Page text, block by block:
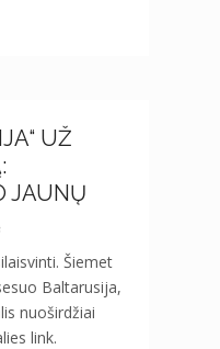
UŽ
JAUNŲ
Šiemet
Baltarusija,
nuoširdžiai
link.